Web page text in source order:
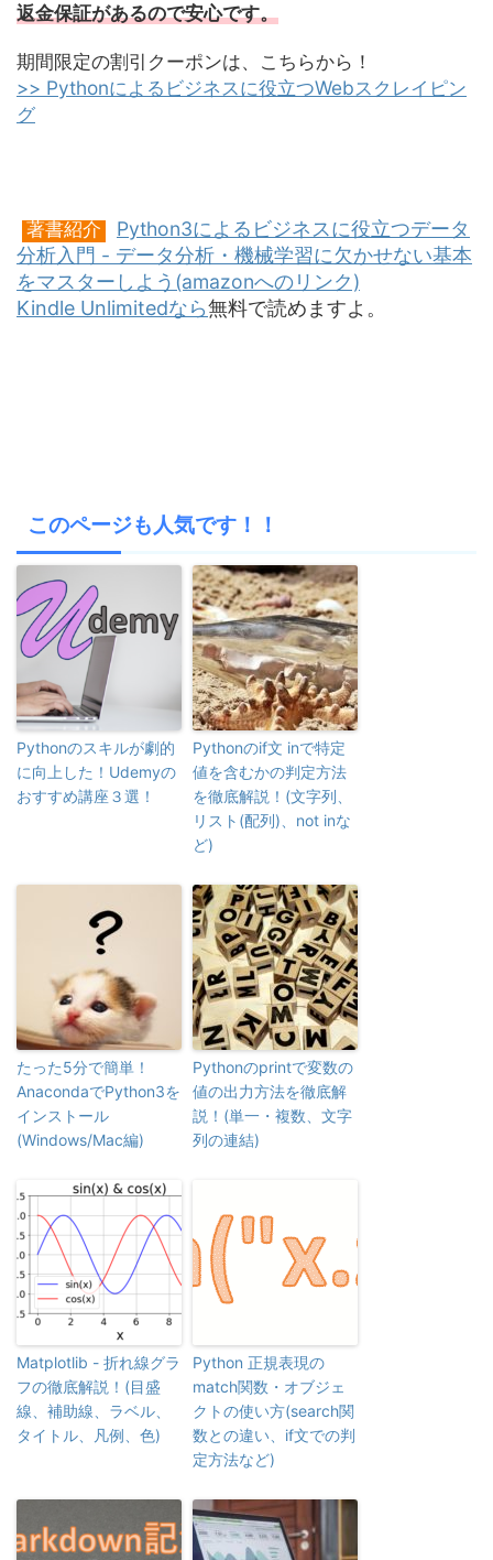
返金保証があるので安心です。
期間限定の割引クーポンは、こちらから！
>> Pythonによるビジネスに役立つWebスクレイピン
グ
著書紹介
Python3によるビジネスに役立つデータ
分析入門 - データ分析・機械学習に欠かせない基本
をマスターしよう(amazonへのリンク)
Kindle Unlimitedなら無料で読めますよ。
このページも人気です！！
Pythonのスキルが劇的
に向上した！Udemyの
おすすめ講座３選！
Pythonのif文 inで特定
値を含むかの判定方法
を徹底解説！(文字列、
リスト(配列)、not inな
ど)
たった5分で簡単！
AnacondaでPython3を
インストール
(Windows/Mac編)
Pythonのprintで変数の
値の出力方法を徹底解
説！(単一・複数、文字
列の連結)
Matplotlib - 折れ線グラ
フの徹底解説！(目盛
線、補助線、ラベル、
タイトル、凡例、色)
Python 正規表現の
match関数・オブジェ
クトの使い方(search関
数との違い、if文での判
定方法など)